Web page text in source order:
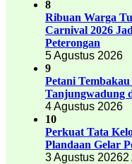
8
Ribuan Warga
Carnival 2026
Peterongan
5 Agustus 2026
9
Petani Tembakau
Tanjungwadung
4 Agustus 2026
10
Perkuat Tata
Plandaan Gelar
3 Agustus 20262